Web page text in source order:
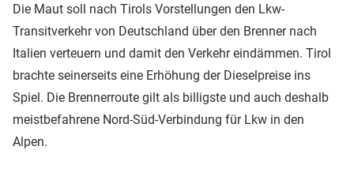
Die Maut soll nach Tirols Vorstellungen den Lkw-
Transitverkehr von Deutschland über den Brenner nach
Italien verteuern und damit den Verkehr eindämmen. Tirol
brachte seinerseits eine Erhöhung der Dieselpreise ins
Spiel. Die Brennerroute gilt als billigste und auch deshalb
meistbefahrene Nord-Süd-Verbindung für Lkw in den
Alpen.